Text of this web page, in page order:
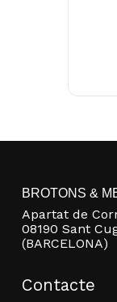
BROTONS &
Apartat de
08190 Sant
(BARCELONA)
Contacte